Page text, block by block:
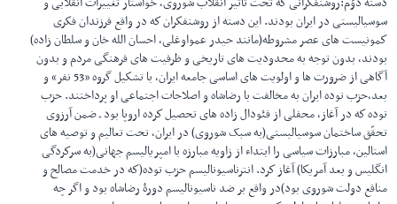
سوسیالیستی در ایران بودند. این دسته از روشنفكران كه در واقع فرزندان فكری
كمونیست های عصر مشروطه(مانند حیدر عمواوغلی، احسان الله خان و سلطان زاده)
بودند، بدون توجه به محدودیت های تاریخی و ظرفیت های فرهنگی مردم و بدون
آگاهی از ضرورت ها و اولویت های اساسی جامعه ایران، با تشكیل گروه «53 نفر» و
بعد،حزب توده ایران به مخالفت با رضاشاه و اصلاحات اجتماعی او پرداختند. حزب
توده كه در آغاز، محفلی از فئودال زاده های تحصیل كرده اروپا بود ـ ضمن آرزوی
تحقّق ساختمان سوسیالیستی(به سبک شوروی) در ایران، تحت تعالیم و توصیه های
استالین، مبارزات سیاسی را ابتداء از زاویه مبارزه با امپریالیسم جهانی(به سركردگی
انگلیس و بعد آمریكا) آغاز كرد. انترناسیونالیسم حزب توده(كه در خدمت مصالح و
منافع دولت شوروی بود)در واقع بر ضد ناسیونالیسم دورۀ رضاشاه بود و اگر چه